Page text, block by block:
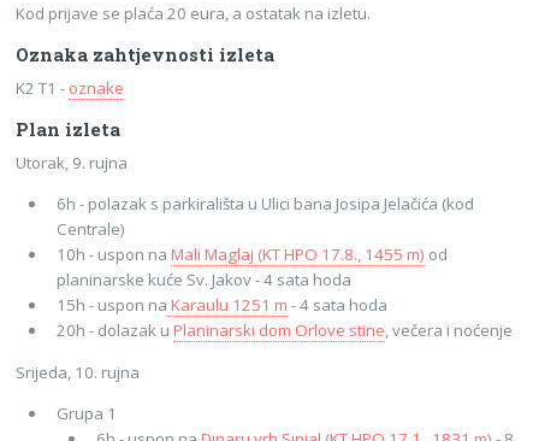
Kod prijave se plaća 20 eura, a ostatak na izletu.
Oznaka zahtjevnosti izleta
K2 T1 - oznake
Plan izleta
Utorak, 9. rujna
6h - polazak s parkirališta u Ulici bana Josipa Jelačića (kod
Centrale)
10h - uspon na Mali Maglaj (KT HPO 17.8., 1455 m) od
planinarske kuće Sv. Jakov - 4 sata hoda
15h - uspon na Karaulu 1251 m - 4 sata hoda
20h - dolazak u Planinarski dom Orlove stine, večera i noćenje
Srijeda, 10. rujna
Grupa 1